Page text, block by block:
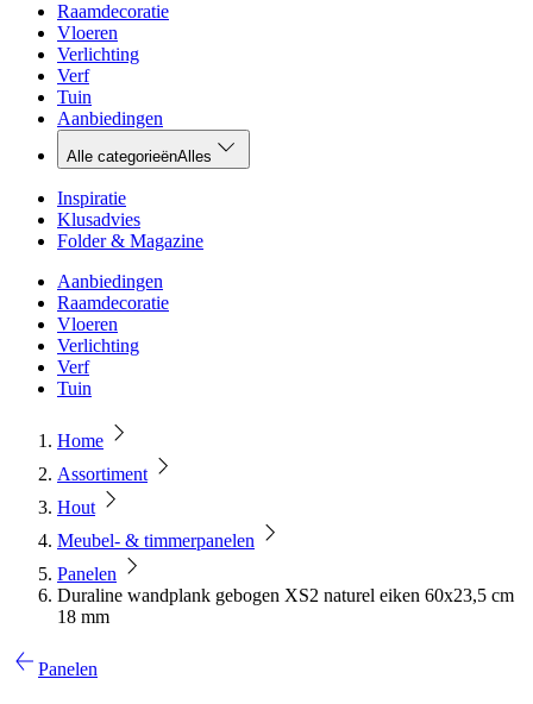
Raamdecoratie
Vloeren
Verlichting
Verf
Tuin
Aanbiedingen
Alle categorieënAlles
Inspiratie
Klusadvies
Folder & Magazine
Aanbiedingen
Raamdecoratie
Vloeren
Verlichting
Verf
Tuin
Home
Assortiment
Hout
Meubel- & timmerpanelen
Panelen
Duraline wandplank gebogen XS2 naturel eiken 60x23,5 cm
18 mm
Panelen